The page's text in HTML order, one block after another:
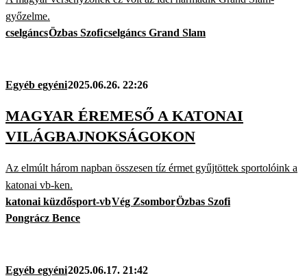
győzelme.
cselgáncsÖzbas Szoficselgáncs Grand Slam
Egyéb egyéni2025.06.26. 22:26
MAGYAR ÉREMESŐ A KATONAI
VILÁGBAJNOKSÁGOKON
Az elmúlt három napban összesen tíz érmet gyűjtöttek sportolóink a
katonai vb-ken.
katonai küzdősport-vbVég ZsomborÖzbas Szofi
Pongrácz Bence
Egyéb egyéni2025.06.17. 21:42